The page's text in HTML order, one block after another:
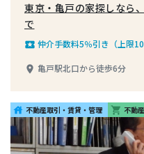
東京・亀戸の家探しなら
で
local_play 仲介手数料5％引き（上限10
place 亀戸駅北口から徒歩6分
house 不動産取引・賃貸・管理 shopping_cart 不動産